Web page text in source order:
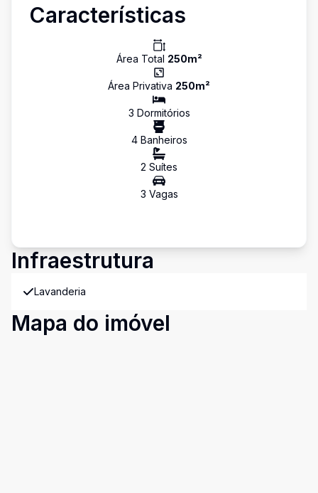
Características
Área Total 250m²
Área Privativa 250m²
3 Dormitórios
4Banheiros
2 Suítes
3 Vagas
Infraestrutura
Lavanderia
Mapa do imóvel